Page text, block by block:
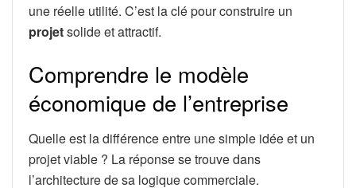
une réelle utilité. C’est la clé pour construire un
projetsolide et attractif.
Comprendre le modèle
économique de l’entreprise
Quelle est la différence entre une simple idée et un
projet viable ? La réponse se trouve dans
l’architecture de sa logique commerciale.